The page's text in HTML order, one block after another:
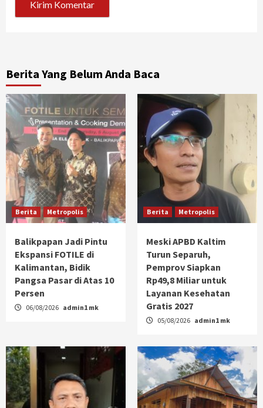
Berita Yang Belum Anda Baca
Berita Metropolis
Balikpapan Jadi Pintu
Ekspansi FOTILE di
Kalimantan, Bidik
Pangsa Pasar di Atas 10
Persen
06/08/2026 admin1 mk
Berita Metropolis
Meski APBD Kaltim
Turun Separuh,
Pemprov Siapkan
Rp49,8 Miliar untuk
Layanan Kesehatan
Gratis 2027
05/08/2026 admin1 mk